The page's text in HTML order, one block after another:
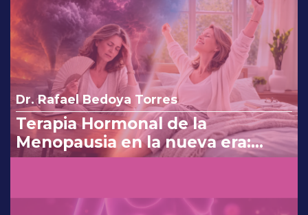
Dr. Rafael Bedoya Torres
Terapia Hormonal de la
Menopausia en la nueva era:
reinterpretando los cambios de